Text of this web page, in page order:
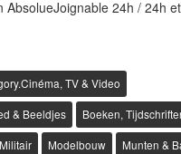
AbsolueJoignable 24h / 24h
TV & Video
& Beeldjes
Boeken,
Militair Modelbouw
Munten &